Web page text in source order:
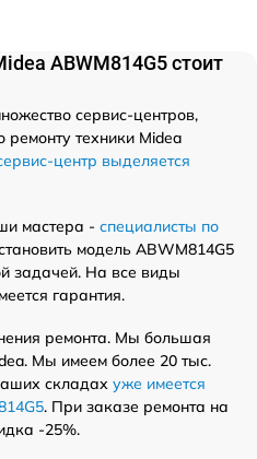
ABWM814G5 стоит
сервис-центров,
техники Midea
центр выделяется
мастера - специалисты по
модель ABWM814G5
задачей. На все виды
гарантия.
ремонта. Мы большая
Мы имеем более 20 тыс.
складах уже имеется
. При заказе ремонта на
-25%.